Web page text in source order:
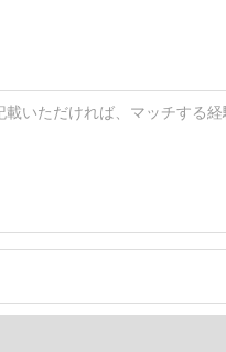
やすく解説し